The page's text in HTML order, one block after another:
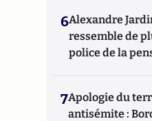
6Alexandre
ressemble de
police de la
7Apologie du
antisémite :